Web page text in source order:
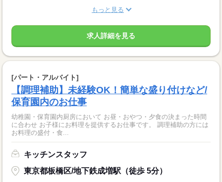
もっと見る
求人詳細を見る
[パート・アルバイト]
【調理補助】未経験OK！簡単な盛り付けなど/
保育園内のお仕事
幼稚園・保育園内厨房において お昼・おやつ・夕食の決まった時間
に合わせ お子様にお料理を提供するお仕事です。 調理補助の方には
お料理の盛付・食...
キッチンスタッフ
東京都板橋区/地下鉄成増駅（徒歩 5分）